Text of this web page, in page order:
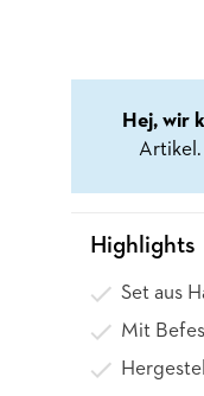
Hej, wir
Artikel.
Highlights
Set aus
Mit